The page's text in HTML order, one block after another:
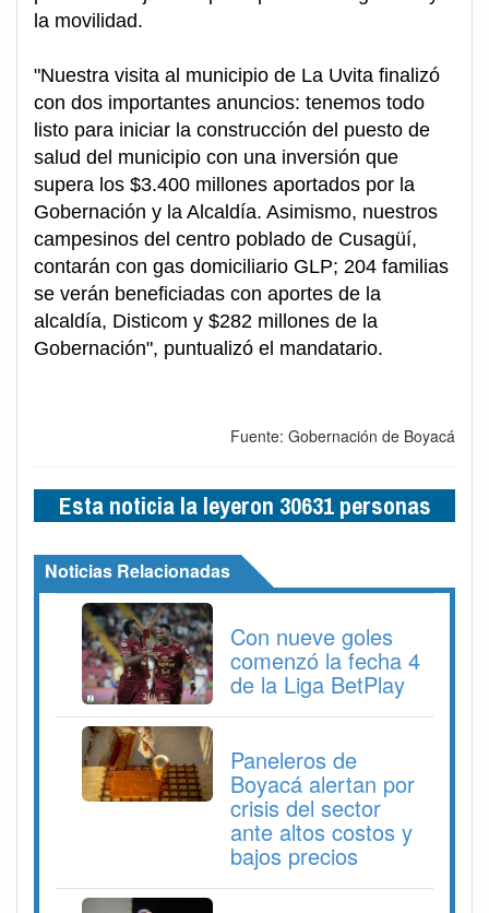
la movilidad.
"Nuestra visita al municipio de La Uvita finalizó
con dos importantes anuncios: tenemos todo
listo para iniciar la construcción del puesto de
salud del municipio con una inversión que
supera los $3.400 millones aportados por la
Gobernación y la Alcaldía. Asimismo, nuestros
campesinos del centro poblado de Cusagüí,
contarán con gas domiciliario GLP; 204 familias
se verán beneficiadas con aportes de la
alcaldía, Disticom y $282 millones de la
Gobernación", puntualizó el mandatario.
Fuente: Gobernación de Boyacá
Esta noticia la leyeron 30631 personas
Noticias Relacionadas
Con nueve goles
comenzó la fecha 4
de la Liga BetPlay
Paneleros de
Boyacá alertan por
crisis del sector
ante altos costos y
bajos precios